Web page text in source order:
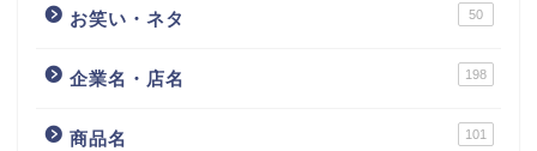
お笑い・ネタ 50
企業名・店名 198
商品名 101